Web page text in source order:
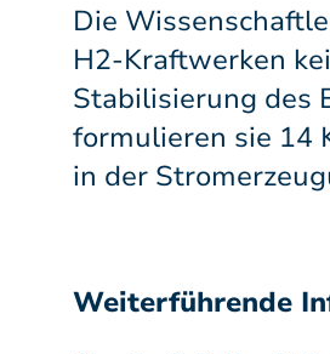
Die
H2-Kraftwerken
Stabilisierung des
formulieren sie 14
in der
Weiterführende